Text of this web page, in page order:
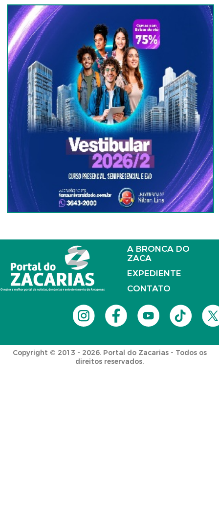
A BRONCA DO
ZACA
EXPEDIENTE
CONTATO
Copyright © 2013 - 2026. Portal do Zacarias - Todos os
direitos reservados.